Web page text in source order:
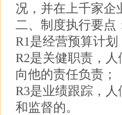
况，并在上千家企
二、制度执行要点
R1是经营预算计
R2是关健职责，
向他的责任负责；
R3是业绩跟踪，
和监督的。